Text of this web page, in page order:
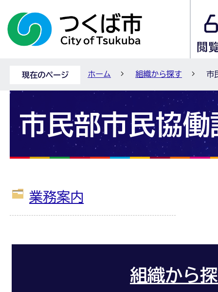
現在のページ ホーム 組織から探す 市
市民部市民協働
業務案内
組織から